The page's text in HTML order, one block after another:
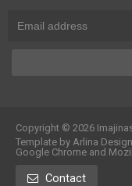
Copyright © 2026
Template by Arlina Design
Google Chrome and
Contact